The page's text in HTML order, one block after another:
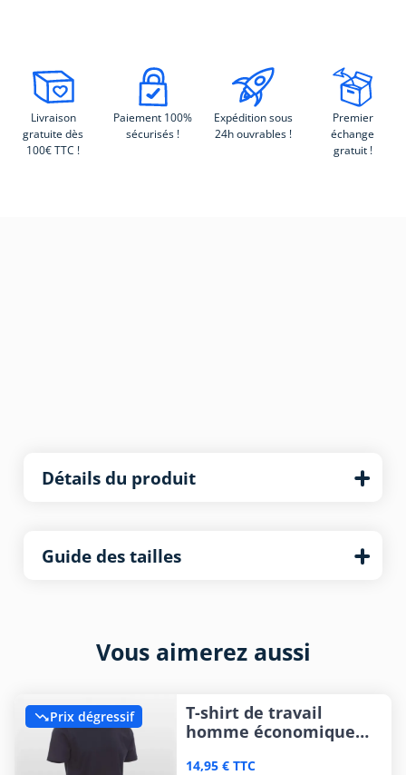
Livraison
gratuite dès
100€ TTC !
Paiement 100%
sécurisés !
Expédition sous
24h ouvrables !
Premier
échange
gratuit !
Détails du produit
Guide des tailles
Vous aimerez aussi
Prix dégressif
T-shirt de travail
homme économique
14,95 € TTC